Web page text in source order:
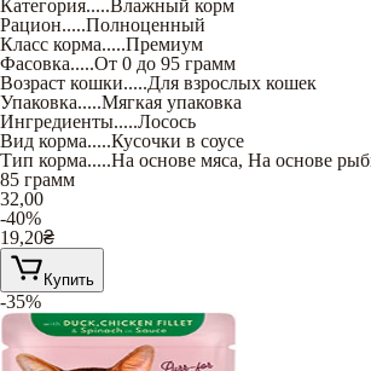
Категория.....Влажный корм
Рацион.....Полноценный
Класс корма.....Премиум
Фасовка.....От 0 до 95 грамм
Возраст кошки.....Для взрослых кошек
Упаковка.....Мягкая упаковка
Ингредиенты.....Лосось
Вид корма.....Кусочки в соусе
Тип корма.....На основе мяса, На основе
85 грамм
32,00
-40%
19,20₴
Купить
-35%